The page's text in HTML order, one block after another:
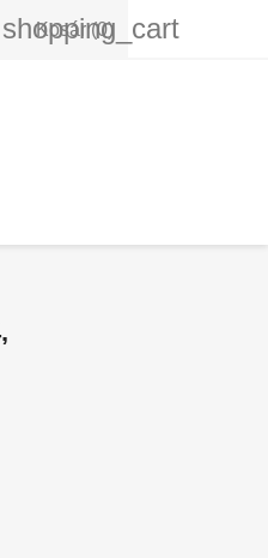
shopping_cart
Kosár (0)